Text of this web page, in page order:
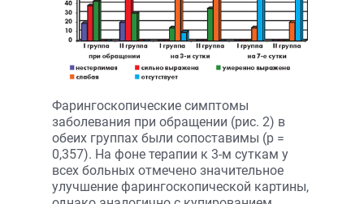
Фарингоскопические симптомы
заболевания при обращении (рис. 2) в
обеих группах были сопоставимы (р =
0,357). На фоне терапии к 3-м суткам у
всех больных отмечено значительное
улучшение фарингоскопической картины,